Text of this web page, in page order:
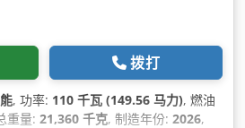
拨打
, 功率: 110 千瓦 (149.56 马力), 燃油
重量: 21,360 千克, 制造年份: 2026,